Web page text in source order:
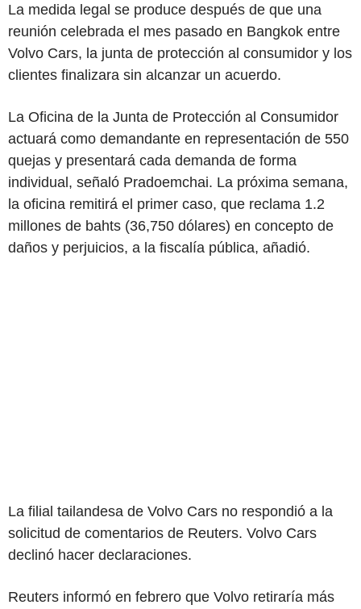
La medida legal se produce después de que una
reunión celebrada el mes pasado en Bangkok entre
Volvo Cars, la junta de protección al consumidor y los
clientes finalizara sin alcanzar un acuerdo.
La Oficina de la Junta de Protección al Consumidor
actuará como demandante en representación de 550
quejas y presentará cada demanda de forma
individual, señaló Pradoemchai. La próxima semana,
la oficina remitirá el primer caso, que reclama 1.2
millones de bahts (36,750 dólares) en concepto de
daños y perjuicios, a la fiscalía pública, añadió.
La filial tailandesa de Volvo Cars no respondió a la
solicitud de comentarios de Reuters. Volvo Cars
declinó hacer declaraciones.
Reuters informó en febrero que Volvo retiraría más